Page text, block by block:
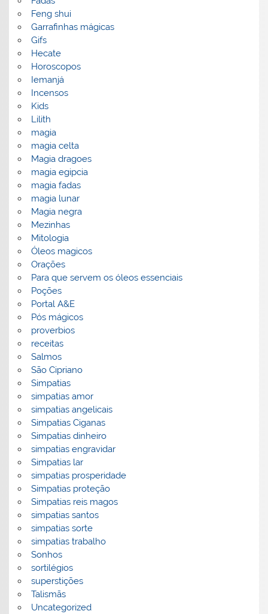
Feng shui
Garrafinhas mágicas
Gifs
Hecate
Horoscopos
Iemanjá
Incensos
Kids
Lilith
magia
magia celta
Magia dragoes
magia egipcia
magia fadas
magia lunar
Magia negra
Mezinhas
Mitologia
Óleos magicos
Orações
Para que servem os óleos essenciais
Poções
Portal A&E
Pós mágicos
proverbios
receitas
Salmos
São Cipriano
Simpatias
simpatias amor
simpatias angelicais
Simpatias Ciganas
Simpatias dinheiro
simpatias engravidar
Simpatias lar
simpatias prosperidade
Simpatias proteção
Simpatias reis magos
simpatias santos
simpatias sorte
simpatias trabalho
Sonhos
sortilégios
superstições
Talismãs
Uncategorized